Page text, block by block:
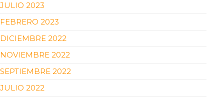
JULIO 2023
FEBRERO 2023
DICIEMBRE 2022
NOVIEMBRE 2022
SEPTIEMBRE 2022
JULIO 2022